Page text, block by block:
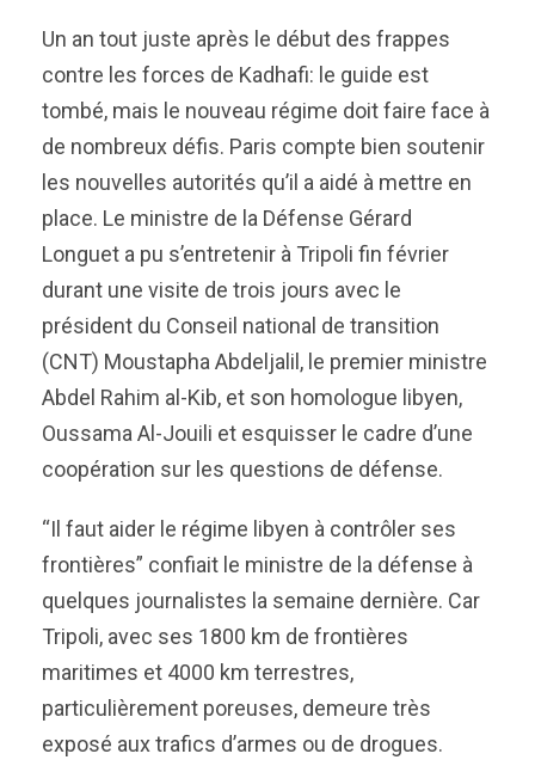
Un an tout juste après le début des frappes
contre les forces de Kadhafi: le guide est
tombé, mais le nouveau régime doit faire face à
de nombreux défis. Paris compte bien soutenir
les nouvelles autorités qu’il a aidé à mettre en
place. Le ministre de la Défense Gérard
Longuet a pu s’entretenir à Tripoli fin février
durant une visite de trois jours avec le
président du Conseil national de transition
(CNT) Moustapha Abdeljalil, le premier ministre
Abdel Rahim al-Kib, et son homologue libyen,
Oussama Al-Jouili et esquisser le cadre d’une
coopération sur les questions de défense.
“Il faut aider le régime libyen à contrôler ses
frontières” confiait le ministre de la défense à
quelques journalistes la semaine dernière. Car
Tripoli, avec ses 1800 km de frontières
maritimes et 4000 km terrestres,
particulièrement poreuses, demeure très
exposé aux trafics d’armes ou de drogues.